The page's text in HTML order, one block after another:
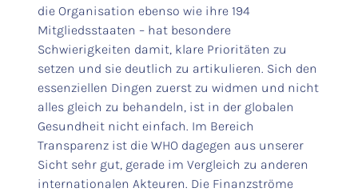
die Organisation ebenso wie ihre 194
Mitgliedsstaaten – hat besondere
Schwierigkeiten damit, klare Prioritäten zu
setzen und sie deutlich zu artikulieren. Sich den
essenziellen Dingen zuerst zu widmen und nicht
alles gleich zu behandeln, ist in der globalen
Gesundheit nicht einfach. Im Bereich
Transparenz ist die WHO dagegen aus unserer
Sicht sehr gut, gerade im Vergleich zu anderen
internationalen Akteuren. Die Finanzströme